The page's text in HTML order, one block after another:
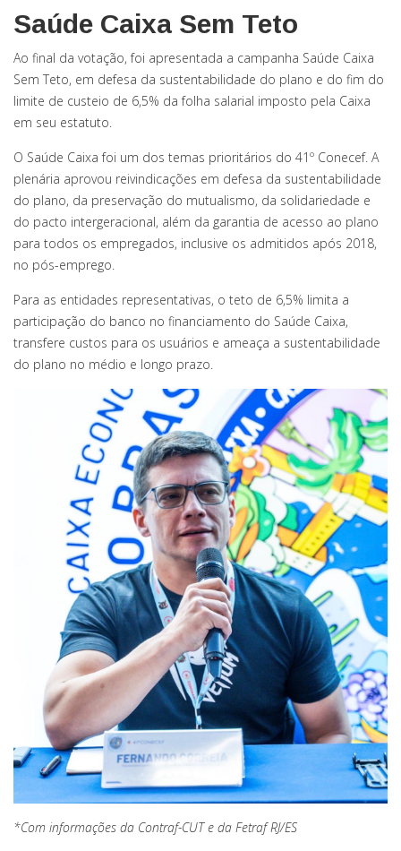
Saúde Caixa Sem Teto
Ao final da votação, foi apresentada a campanha Saúde Caixa
Sem Teto, em defesa da sustentabilidade do plano e do fim do
limite de custeio de 6,5% da folha salarial imposto pela Caixa
em seu estatuto.
O Saúde Caixa foi um dos temas prioritários do 41º Conecef. A
plenária aprovou reivindicações em defesa da sustentabilidade
do plano, da preservação do mutualismo, da solidariedade e
do pacto intergeracional, além da garantia de acesso ao plano
para todos os empregados, inclusive os admitidos após 2018,
no pós-emprego.
Para as entidades representativas, o teto de 6,5% limita a
participação do banco no financiamento do Saúde Caixa,
transfere custos para os usuários e ameaça a sustentabilidade
do plano no médio e longo prazo.
*Com informações da Contraf-CUT e da Fetraf RJ/ES